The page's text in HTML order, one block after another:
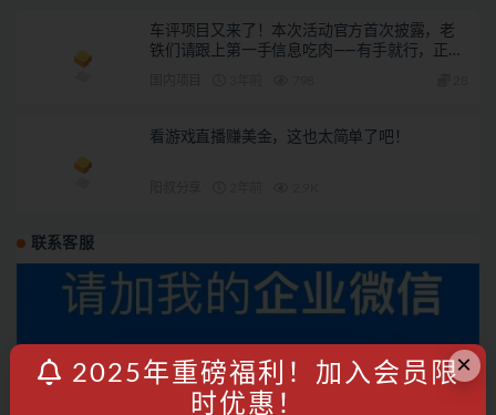
车评项目又来了！本次活动官方首次披露，老
铁们请跟上第一手信息吃肉——有手就行，正经
看游戏直播赚美金，这也太简单了吧！
联系客服
×
2025年重磅福利！加入会员限
时优惠！